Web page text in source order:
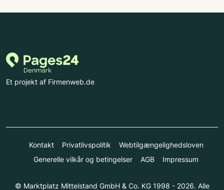
Et projekt af Firmenweb.de
Kontakt Privatlivspolitik
Webtilgængelighedsloven
Generelle vilkår og betingelser
AGB Impressum
© Marktplatz Mittelstand GmbH & Co. KG 1998 - 2026. Alle